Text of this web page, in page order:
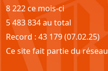
8 222 ce mois-ci
5 483 834 au total
Record : 43 179 (07.02.25)
Ce site fait partie du réseau